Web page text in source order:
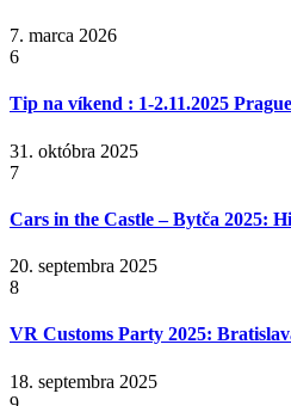
7. marca 2026
6
Tip na víkend : 1-2.11.2025
31. októbra 2025
7
Cars in the Castle – Bytča 2025:
20. septembra 2025
8
VR Customs Party 2025:
18. septembra 2025